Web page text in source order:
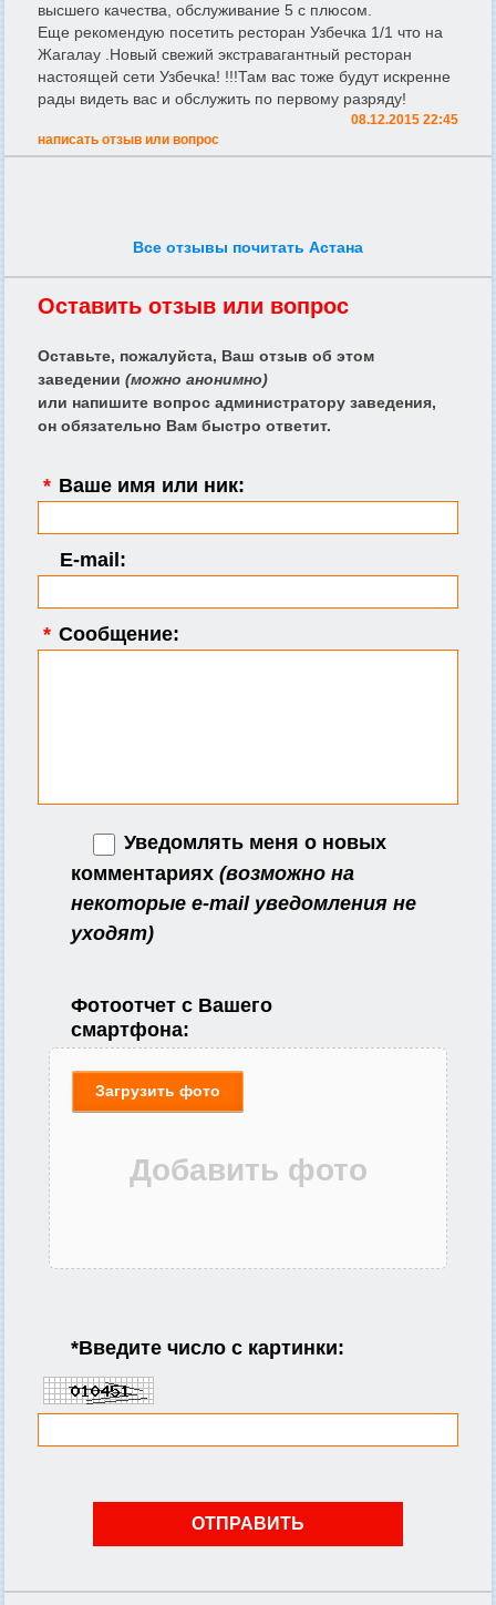
высшего качества, обслуживание 5 с плюсом.
Еще рекомендую посетить ресторан Узбечка 1/1 что на
Жагалау .Новый свежий экстравагантный ресторан
настоящей сети Узбечка! !!!Там вас тоже будут искренне
рады видеть вас и обслужить по первому разряду!
08.12.2015 22:45
написать отзыв или вопрос
Все отзывы почитать Астана
Оставить отзыв или вопрос
Оставьте, пожалуйста, Ваш отзыв об этом
заведении (можно анонимно)
или напишите вопрос администратору заведения,
он обязательно Вам быстро ответит.
* Ваше имя или ник:
E-mail:
* Сообщение:
Уведомлять меня о новых
комментариях (возможно на
некоторые e-mail уведомления не
уходят)
Фотоотчет с Вашего
смартфона:
Загрузить фото
*Введите число с картинки: